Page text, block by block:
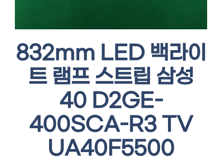
832mm LED 백라이
트 램프 스트립 삼성
40 D2GE-
400SCA-R3 TV
UA40F5500